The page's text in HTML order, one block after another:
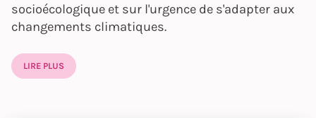
socioécologique et sur l'urgence de s'adapter aux
changements climatiques.
LIRE PLUS